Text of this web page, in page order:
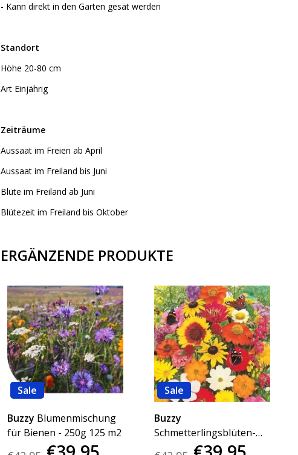
- Kann direkt in den Garten gesät werden
Standort
Höhe 20-80 cm
Art Einjährig
Zeiträume
Aussaat im Freien ab April
Aussaat im Freiland bis Juni
Blüte im Freiland ab Juni
Blütezeit im Freiland bis Oktober
ERGÄNZENDE PRODUKTE
Sale
Buzzy Blumenmischung
für Bienen - 250g 125 m2
Sale
Buzzy
Schmetterlingsblüten-
Mischung, 250g 125m2.